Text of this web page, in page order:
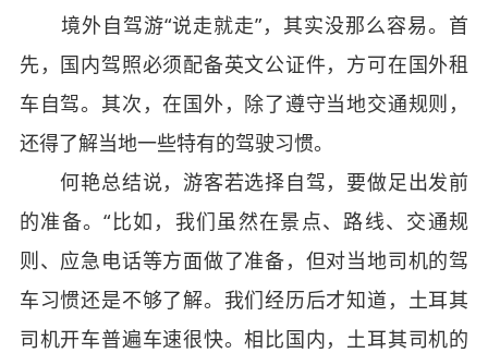
境外自驾游“说走就走”，其实没那么容易。首
先，国内驾照必须配备英文公证件，方可在国外租
车自驾。其次，在国外，除了遵守当地交通规则，
还得了解当地一些特有的驾驶习惯。
何艳总结说，游客若选择自驾，要做足出发前
的准备。“比如，我们虽然在景点、路线、交通规
则、应急电话等方面做了准备，但对当地司机的驾
车习惯还是不够了解。我们经历后才知道，土耳其
司机开车普遍车速很快。相比国内，土耳其司机的